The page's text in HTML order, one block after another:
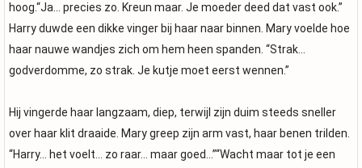
hoog.“Ja… precies zo. Kreun maar. Je moeder deed dat vast ook.”
Harry duwde een dikke vinger bij haar naar binnen. Mary voelde hoe
haar nauwe wandjes zich om hem heen spanden. “Strak…
godverdomme, zo strak. Je kutje moet eerst wennen.”
Hij vingerde haar langzaam, diep, terwijl zijn duim steeds sneller
over haar klit draaide. Mary greep zijn arm vast, haar benen trilden.
“Harry… het voelt… zo raar… maar goed…”“Wacht maar tot je een